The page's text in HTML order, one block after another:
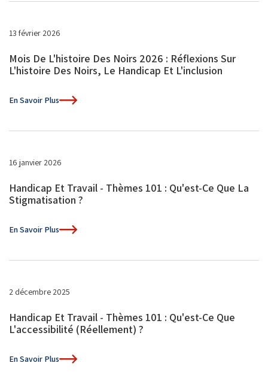
13 février 2026
Mois De L'histoire Des Noirs 2026 : Réflexions Sur
L'histoire Des Noirs, Le Handicap Et L'inclusion
En Savoir Plus
16 janvier 2026
Handicap Et Travail - Thèmes 101 : Qu'est-Ce Que La
Stigmatisation ?
En Savoir Plus
2 décembre 2025
Handicap Et Travail - Thèmes 101 : Qu'est-Ce Que
L'accessibilité (réellement) ?
En Savoir Plus